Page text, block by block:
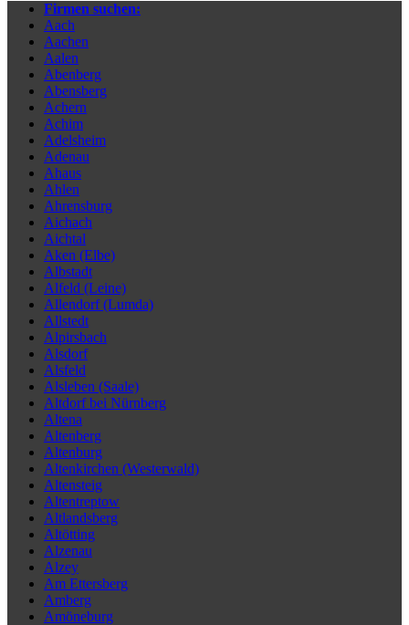
Firmen suchen:
Aach
Aachen
Aalen
Abenberg
Abensberg
Achern
Achim
Adelsheim
Adenau
Ahaus
Ahlen
Ahrensburg
Aichach
Aichtal
Aken (Elbe)
Albstadt
Alfeld (Leine)
Allendorf (Lumda)
Allstedt
Alpirsbach
Alsdorf
Alsfeld
Alsleben (Saale)
Altdorf bei Nürnberg
Altena
Altenberg
Altenburg
Altenkirchen (Westerwald)
Altensteig
Altentreptow
Altlandsberg
Altötting
Alzenau
Alzey
Am Ettersberg
Amberg
Amöneburg